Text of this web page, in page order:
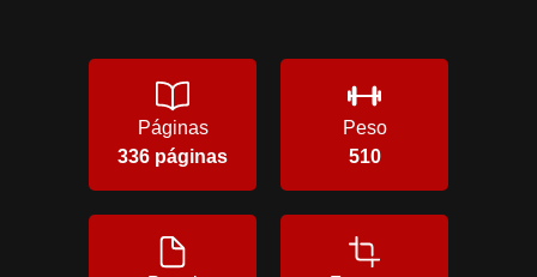
Páginas
336 páginas
Peso
510